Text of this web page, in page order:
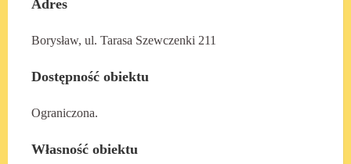
Adres
Borysław, ul. Tarasa Szewczenki 211
Dostępność obiektu
Ograniczona.
Własność obiektu